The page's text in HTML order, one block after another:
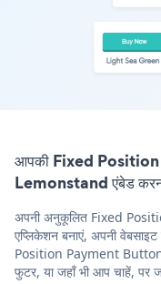
आपकी Fixed
Lemonstand एंबेड
अपनी अनुकूलित Fixed
एप्लिकेशन बनाएं, अपनी
Position Payment Button
फुटर, या जहाँ भी आप चाहें, पर